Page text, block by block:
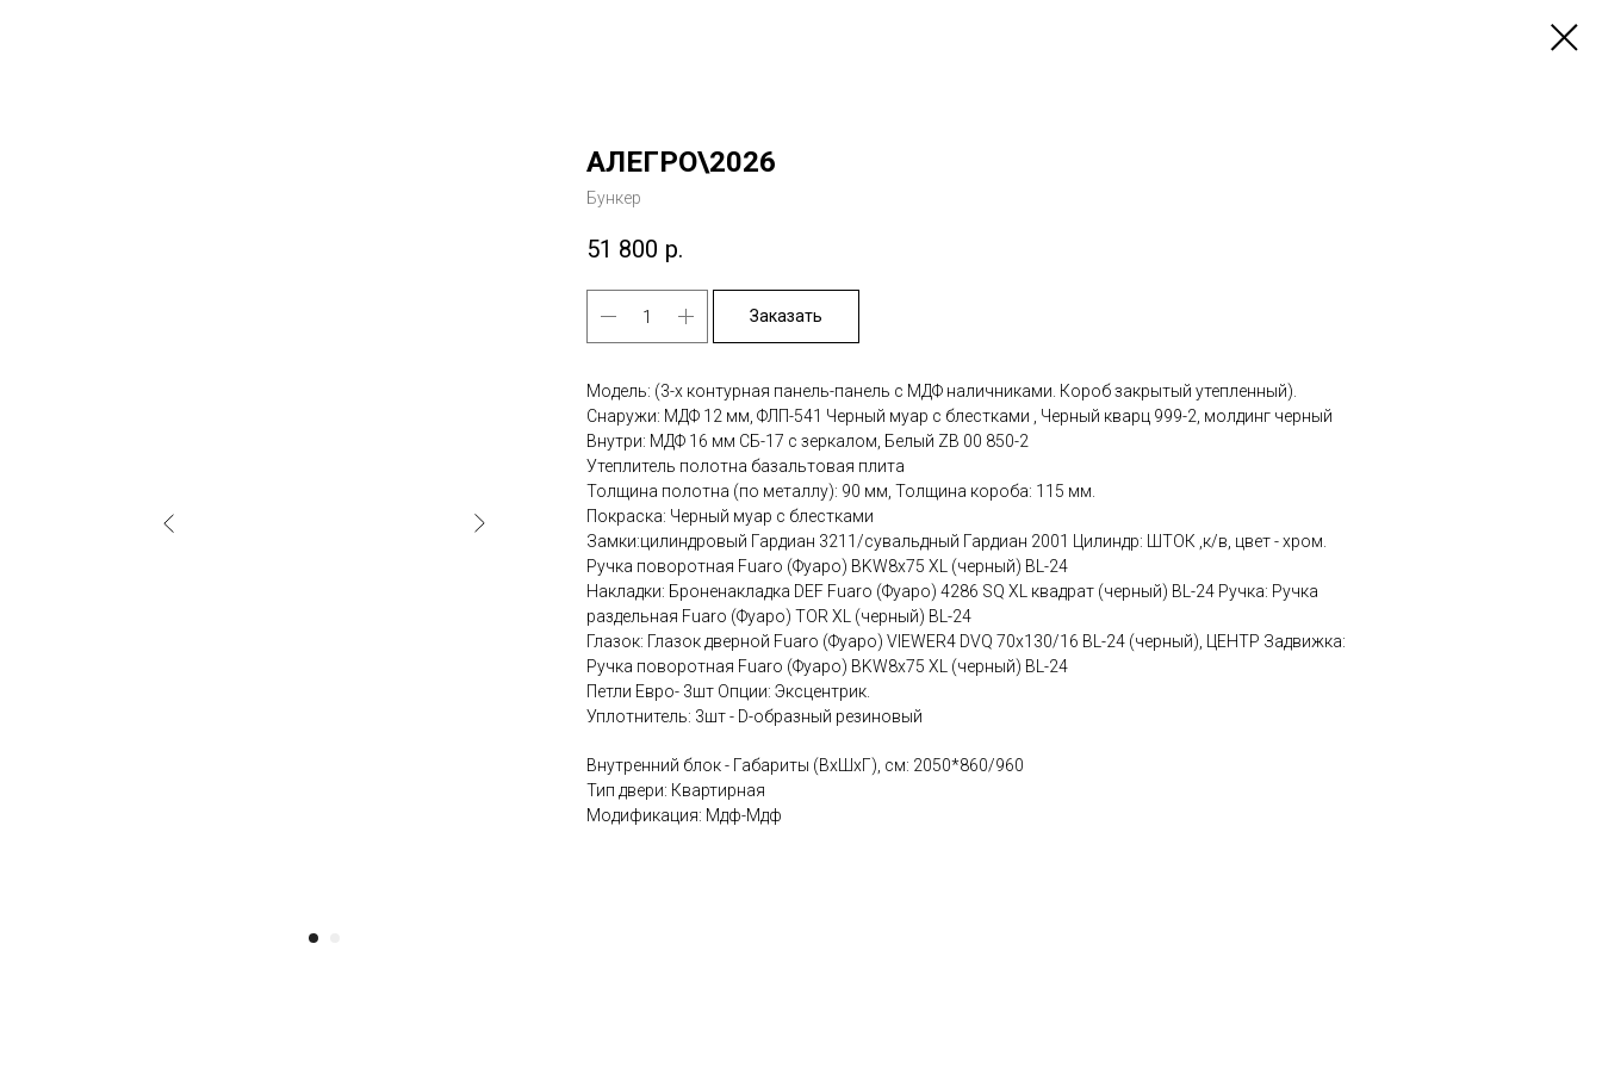
АЛЕГРО\2026
Бункер
51 800 р.
Заказать
Модель: (3-х контурная панель-панель с МДФ наличниками. Короб закрытый утепленный).
Снаружи: МДФ 12 мм, ФЛП-541 Черный муар с блестками , Черный кварц 999-2, молдинг черный
Внутри: МДФ 16 мм СБ-17 с зеркалом, Белый ZB 00 850-2
Утеплитель полотна базальтовая плита
Толщина полотна (по металлу): 90 мм, Толщина короба: 115 мм.
Покраска: Черный муар с блестками
Замки:цилиндровый Гардиан 3211/сувальдный Гардиан 2001 Цилиндр: ШТОК ,к/в, цвет - хром.
Ручка поворотная Fuaro (Фуаро) BKW8x75 XL (черный) BL-24
Накладки: Броненакладка DEF Fuaro (Фуаро) 4286 SQ XL квадрат (черный) BL-24 Ручка: Ручка
раздельная Fuaro (Фуаро) TOR XL (черный) BL-24
Глазок: Глазок дверной Fuaro (Фуаро) VIEWER4 DVQ 70х130/16 BL-24 (черный), ЦЕНТР Задвижка:
Ручка поворотная Fuaro (Фуаро) BKW8x75 XL (черный) BL-24
Петли Евро- 3шт Опции: Эксцентрик.
Уплотнитель: 3шт - D-образный резиновый
Внутренний блок - Габариты (ВхШхГ), см: 2050*860/960
Тип двери: Квартирная
Модификация: Мдф-Мдф